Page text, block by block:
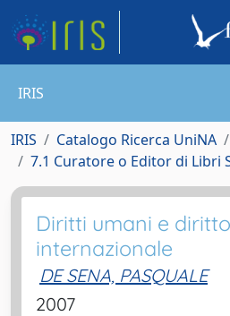
IRIS
IRIS Catalogo Ricerca UniNA
7.1 Curatore o Editor di Libri
Diritti umani e diritto
internazionale
DE SENA, PASQUALE
2007